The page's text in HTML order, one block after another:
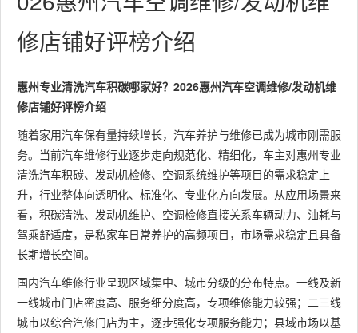
修店铺好评榜介绍
惠州专业清洗汽车积碳哪家好？2026惠州汽车空调维修/发动机维
修店铺好评榜介绍
随着家用汽车保有量持续增长，汽车养护与维修已成为城市刚需服
务。当前汽车维修行业逐步走向规范化、精细化，车主对惠州专业
清洗汽车积碳、发动机检修、空调系统维护等项目的需求稳定上
升，行业整体向透明化、标准化、专业化方向发展。从应用场景来
看，积碳清洗、发动机维护、空调检修直接关系车辆动力、油耗与
驾乘舒适度，是私家车日常养护的高频项目，市场需求稳定且具备
长期增长空间。
国内汽车维修行业呈现区域集中、城市分级的分布特点。一线及新
一线城市门店密度高、服务细分度高，专项维修能力较强；二三线
城市以综合汽修门店为主，逐步强化专项服务能力；县域市场以基